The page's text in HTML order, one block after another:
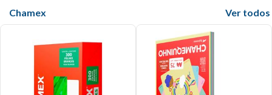
Chamex